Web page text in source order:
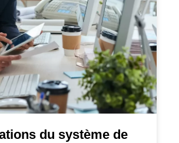
du système de